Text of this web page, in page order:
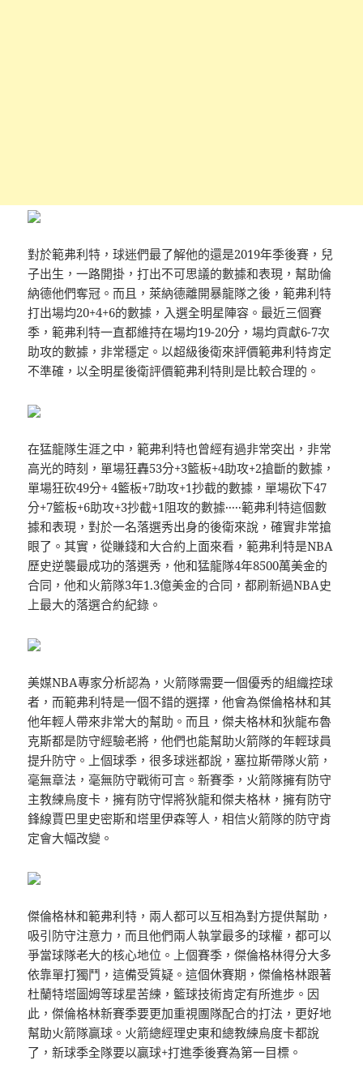
對於範弗利特，球迷們最了解他的還是2019年季後賽，兒
子出生，一路開掛，打出不可思議的數據和表現，幫助倫
納德他們奪冠。而且，萊納德離開暴龍隊之後，範弗利特
打出場均20+4+6的數據，入選全明星陣容。最近三個賽
季，範弗利特一直都維持在場均19-20分，場均貢獻6-7次
助攻的數據，非常穩定。以超級後衛來評價範弗利特肯定
不準確，以全明星後衛評價範弗利特則是比較合理的。
在猛龍隊生涯之中，範弗利特也曾經有過非常突出，非常
高光的時刻，單場狂轟53分+3籃板+4助攻+2搶斷的數據，
單場狂砍49分+ 4籃板+7助攻+1抄截的數據，單場砍下47
分+7籃板+6助攻+3抄截+1阻攻的數據·····範弗利特這個數
據和表現，對於一名落選秀出身的後衛來說，確實非常搶
眼了。其實，從賺錢和大合約上面來看，範弗利特是NBA
歷史逆襲最成功的落選秀，他和猛龍隊4年8500萬美金的
合同，他和火箭隊3年1.3億美金的合同，都刷新過NBA史
上最大的落選合約紀錄。
美媒NBA專家分析認為，火箭隊需要一個優秀的組織控球
者，而範弗利特是一個不錯的選擇，他會為傑倫格林和其
他年輕人帶來非常大的幫助。而且，傑夫格林和狄龍布魯
克斯都是防守經驗老將，他們也能幫助火箭隊的年輕球員
提升防守。上個球季，很多球迷都說，塞拉斯帶隊火箭，
毫無章法，毫無防守戰術可言。新賽季，火箭隊擁有防守
主教練烏度卡，擁有防守悍將狄龍和傑夫格林，擁有防守
鋒線賈巴里史密斯和塔里伊森等人，相信火箭隊的防守肯
定會大幅改變。
傑倫格林和範弗利特，兩人都可以互相為對方提供幫助，
吸引防守注意力，而且他們兩人執掌最多的球權，都可以
爭當球隊老大的核心地位。上個賽季，傑倫格林得分大多
依靠單打獨鬥，這備受質疑。這個休賽期，傑倫格林跟著
杜蘭特塔圖姆等球星苦練，籃球技術肯定有所進步。因
此，傑倫格林新賽季要更加重視團隊配合的打法，更好地
幫助火箭隊贏球。火箭總經理史東和總教練烏度卡都說
了，新球季全隊要以贏球+打進季後賽為第一目標。